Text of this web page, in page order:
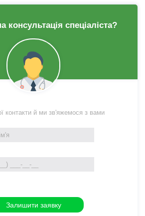
консультація спеціаліста?
контакти й ми зв'яжемося з вами